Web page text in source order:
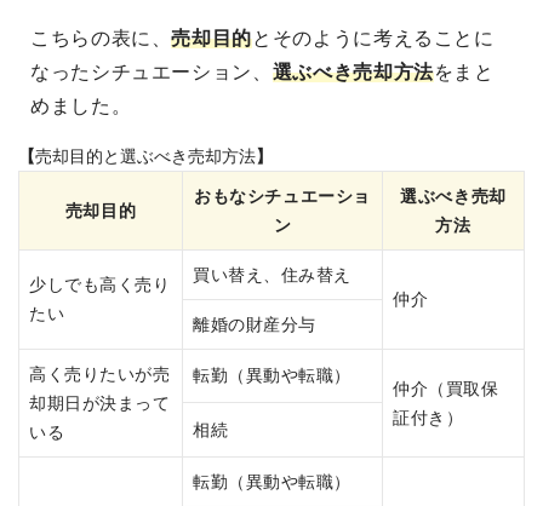
こちらの表に、売却目的とそのように考えることに
なったシチュエーション、 選ぶべき売却方法をまと
めました。
【売却目的と選ぶべき売却方法】
売却 目的
おもなシチュエーショ
ン
選ぶべき売却
方法
少しでも高く売り
たい
買い替え、住み替え
仲介
離婚の財産分与
高く売りたいが売
却期日が決まって
いる
転勤（異動や転職）
仲介（買取保
証付き）
相続
転勤（異動や転職）